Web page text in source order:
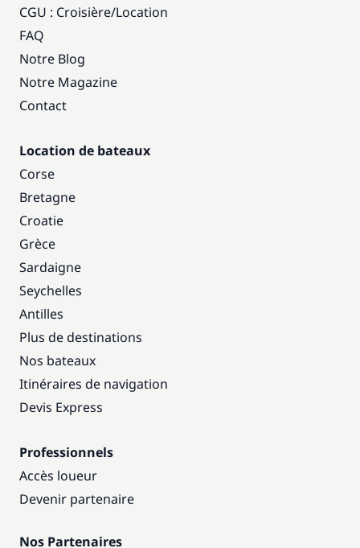
CGU : Croisière/Location
FAQ
Notre Blog
Notre Magazine
Contact
Location de bateaux
Corse
Bretagne
Croatie
Grèce
Sardaigne
Seychelles
Antilles
Plus de destinations
Nos bateaux
Itinéraires de navigation
Devis Express
Professionnels
Accès loueur
Devenir partenaire
Nos Partenaires